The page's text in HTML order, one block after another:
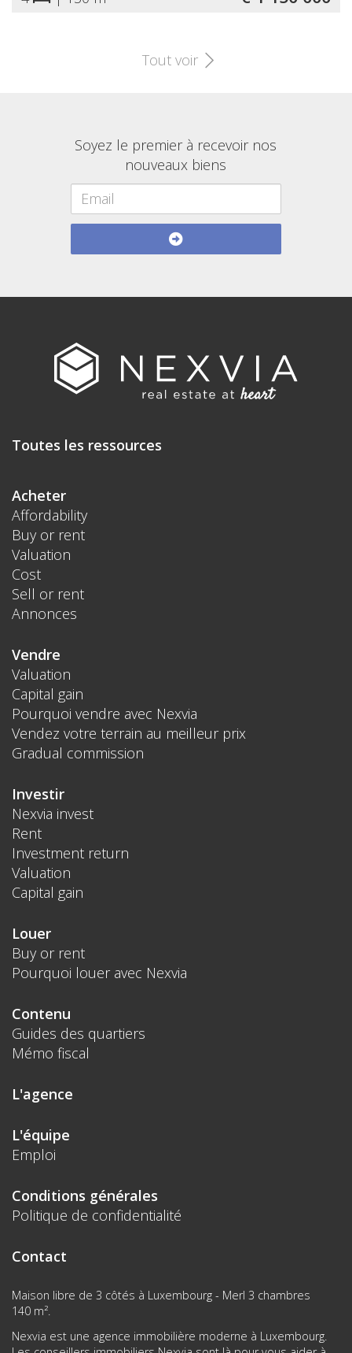
Tout voir
Soyez le premier à recevoir nos
nouveaux biens
Toutes les ressources
Acheter
Affordability
Buy or rent
Valuation
Cost
Sell or rent
Annonces
Vendre
Valuation
Capital gain
Pourquoi vendre avec Nexvia
Vendez votre terrain au meilleur prix
Gradual commission
Investir
Nexvia invest
Rent
Investment return
Valuation
Capital gain
Louer
Buy or rent
Pourquoi louer avec Nexvia
Contenu
Guides des quartiers
Mémo fiscal
L'agence
L'équipe
Emploi
Conditions générales
Politique de confidentialité
Contact
Maison libre de 3 côtés à Luxembourg - Merl 3 chambres
140 m².
Nexvia est une agence immobilière moderne à Luxembourg.